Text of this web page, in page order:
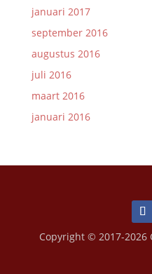
januari 2017
september 2016
augustus 2016
juli 2016
maart 2016
januari 2016
Copyright © 2017-2026